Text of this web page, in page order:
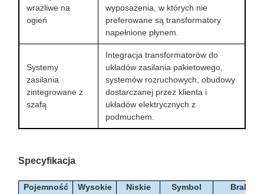
wrażliwe na
ogień
wyposażenia, w których nie
preferowane są transformatory
napełnione płynem.
Systemy
zasilania
zintegrowane z
szafą
Integracja transformatorów do
układów zasilania pakietowego,
systemów rozruchowych, obudowy
dostarczanej przez klienta i
układów elektrycznych z
podmuchem.
Specyfikacja
Pojemność
Wysokie
Niskie
Symbol
Brak